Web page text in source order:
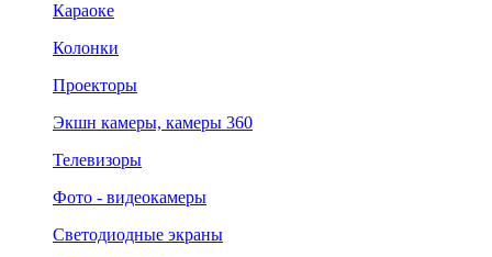
Караоке
Колонки
Проекторы
Экшн камеры, камеры 360
Телевизоры
Фото - видеокамеры
Светодиодные экраны